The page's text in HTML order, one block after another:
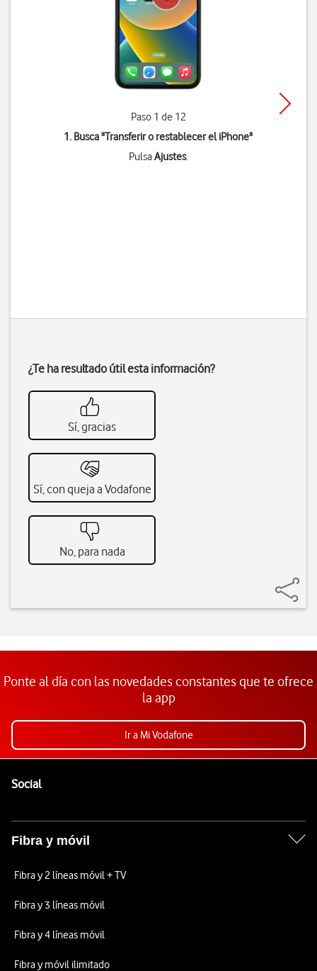
Paso 1 de 12
1. Busca "Transferir o restablecer el iPhone"
PulsaAjustes.
¿Te ha resultado útil esta información?
Sí, gracias
Sí, con queja a Vodafone
No, para nada
Ponte al día con las novedades constantes que te ofrece
la app
Ir a Mi Vodafone
SocialEnlaces a las redes sociales de Vodafone
Fibra y móvil
Fibra y 2 líneas móvil + TV
Fibra y 3 líneas móvil
Fibra y 4 líneas móvil
Fibra y móvil ilimitado